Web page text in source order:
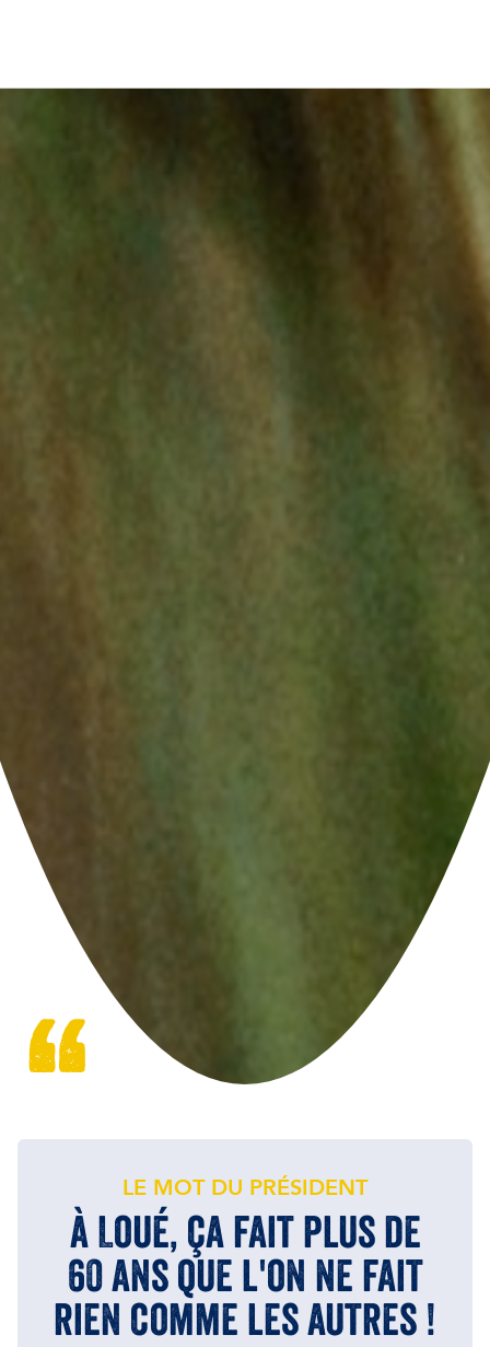
LE MOT DU PRÉSIDENT
à Loué, ça fait plus de
60 ans que l'on ne fait
rien comme les autres !